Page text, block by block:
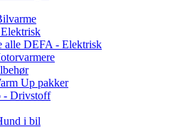
alle DEFA - Elektrisk
Up pakker
- Drivstoff
i bil